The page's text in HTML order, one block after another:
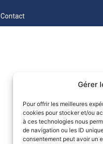
Gérer
Pour offrir les meilleures
cookies pour stocker et/ou
à ces technologies nous
de navigation ou les ID
consentement peut avoir un
Contact